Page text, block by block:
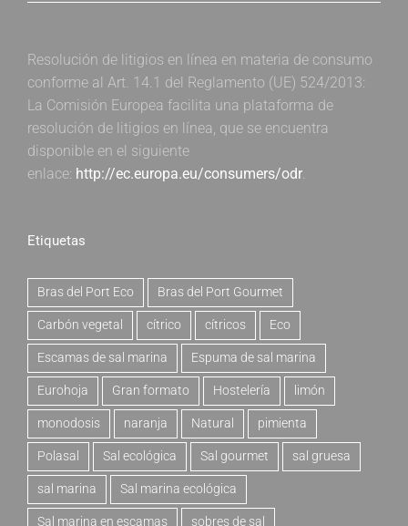
Resolución de litigios en línea en materia de consumo
conforme al Art. 14.1 del Reglamento (UE) 524/2013:
La Comisión Europea facilita una plataforma de
resolución de litigios en línea, que se encuentra
disponible en el siguiente
enlace: http://ec.europa.eu/consumers/odr.
Etiquetas
Bras del Port Eco Bras del Port Gourmet
Carbón vegetal cítrico cítricos Eco
Escamas de sal marina Espuma de sal marina
Eurohoja Gran formato Hostelería limón
monodosis naranja Natural pimienta
Polasal Sal ecológica Sal gourmet sal gruesa
sal marina Sal marina ecológica
Sal marina en escamas sobres de sal